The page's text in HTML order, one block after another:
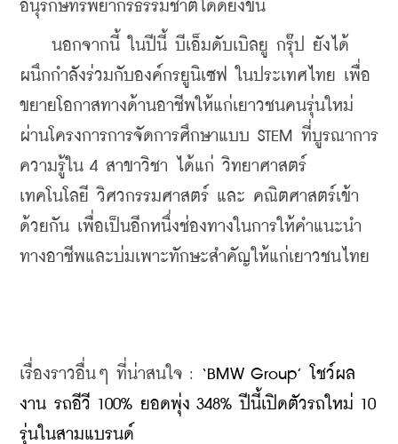
อนุรักษ์ทรัพยากรธรรมชาติได้ดียิ่งขึ้น
นอกจากนี้ ในปีนี้ บีเอ็มดับเบิลยู กรุ๊ป ยังได้
ผนึกกำลังร่วมกับองค์กรยูนิเซฟ ในประเทศไทย เพื่อ
ขยายโอกาสทางด้านอาชีพให้แก่เยาวชนคนรุ่นใหม่
ผ่านโครงการการจัดการศึกษาแบบ STEM ที่บูรณาการ
ความรู้ใน 4 สาขาวิชา ได้แก่ วิทยาศาสตร์
เทคโนโลยี วิศวกรรมศาสตร์ และ คณิตศาสตร์เข้า
ด้วยกัน เพื่อเป็นอีกหนึ่งช่องทางในการให้คำแนะนำ
ทางอาชีพและบ่มเพาะทักษะสำคัญให้แก่เยาวชนไทย
เรื่องราวอื่นๆ ที่น่าสนใจ : ‘BMW Group’ โชว์ผล
งาน รถอีวี 100% ยอดพุ่ง 348% ปีนี้เปิดตัวรถใหม่ 10
รุ่นในสามแบรนด์